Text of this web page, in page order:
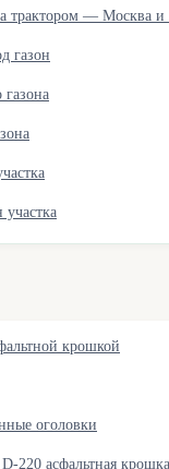
трактором — Москва
газон
газона
крошкой
оголовки
220 асфальтная крошка